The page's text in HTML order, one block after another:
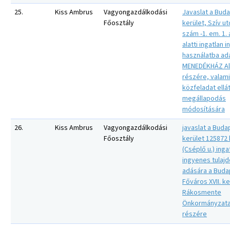
25.
Kiss Ambrus
Vagyongazdálkodási
Főosztály
Javaslat a
kerület, Szív
szám -1. em. 1.
alatti ingatlan
használatba
MENEDÉKHÁZ
részére,
közfeladat
megállapodás
módosítására
26.
Kiss Ambrus
Vagyongazdálkodási
Főosztály
javaslat a
kerület 125872
(Cséplő u.)
ingyenes
adására a
Főváros XVII.
Rákosmente
részére